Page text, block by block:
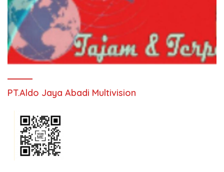
PT.Aldo Jaya Abadi Multivision